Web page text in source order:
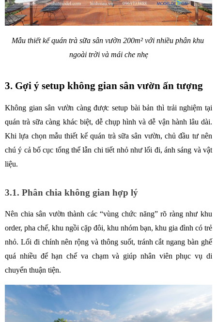
Mẫu thiết kế quán trà sữa sân vườn 200m² với nhiều phân khu
ngoài trời và mái che nhẹ
3. Gợi ý setup không gian sân vườn ấn tượng
Không gian sân vườn càng được setup bài bản thì trải nghiệm tại
quán trà sữa càng khác biệt, dễ chụp hình và dễ vận hành lâu dài.
Khi lựa chọn mẫu thiết kế quán trà sữa sân vườn, chủ đầu tư nên
chú ý cả bố cục tổng thể lẫn chi tiết nhỏ như lối đi, ánh sáng và vật
liệu.
3.1. Phân chia không gian hợp lý
Nên chia sân vườn thành các “vùng chức năng” rõ ràng như khu
order, pha chế, khu ngồi cặp đôi, khu nhóm bạn, khu gia đình có trẻ
nhỏ. Lối đi chính nên rộng và thông suốt, tránh cắt ngang bàn ghế
quá nhiều để hạn chế va chạm và giúp nhân viên phục vụ di
chuyển thuận tiện.